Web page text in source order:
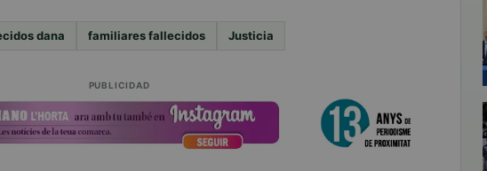
dana familiares fallecidos Justicia
PUBLICIDAD